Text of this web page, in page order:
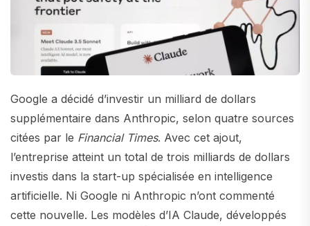
Google a décidé d’investir un milliard de dollars
supplémentaire dans Anthropic, selon quatre sources
citées par le Financial Times. Avec cet ajout,
l’entreprise atteint un total de trois milliards de dollars
investis dans la start-up spécialisée en intelligence
artificielle. Ni Google ni Anthropic n’ont commenté
cette nouvelle. Les modèles d’IA Claude, développés